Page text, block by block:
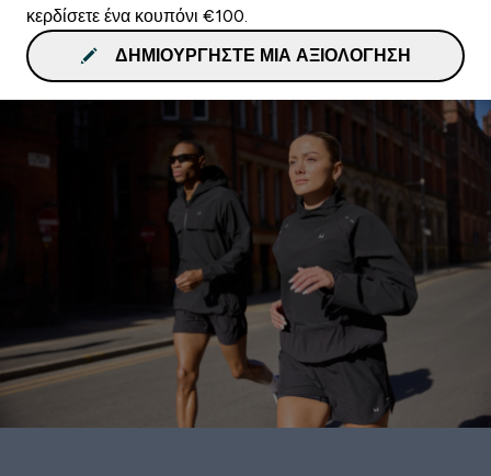
κερδίσετε ένα κουπόνι €100.
ΔΗΜΙΟΥΡΓΉΣΤΕ ΜΙΑ ΑΞΙΟΛΌΓΗΣΗ